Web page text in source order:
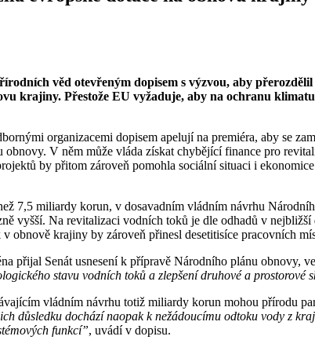
věd otevřeným dopisem s výzvou, aby
krajiny. Přestože EU vyžaduje, aby na ochranu
organizacemi dopisem apelují na premiéra, aby se
V něm může vláda získat chybějící finance pro
by přitom zároveň pomohla sociální situaci i
7,5 miliardy korun, v dosavadním vládním návrhu
vyšší. Na revitalizaci vodních toků je dle odhadů v
obnově krajiny by zároveň přinesl desetitisíce pracovních
přijal Senát usnesení k přípravě Národního plánu obnovy,
stavu vodních toků a zlepšení druhové a prostorové
vládním návrhu totiž miliardy korun mohou přírodu
důsledku dochází naopak k nežádoucímu odtoku vody z
funkcí”, uvádí v dopisu.